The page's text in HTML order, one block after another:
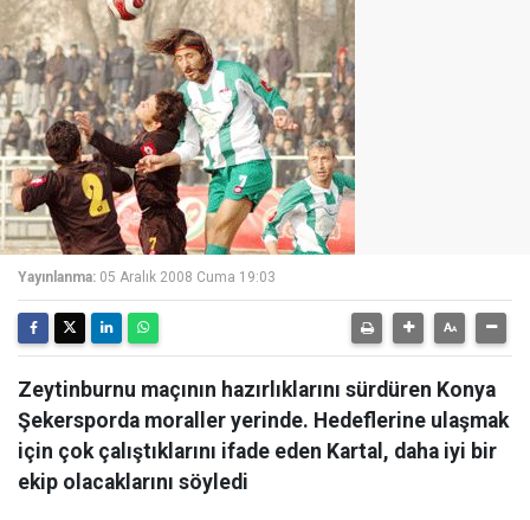
Yayınlanma: 05 Aralık 2008 Cuma 19:03
Zeytinburnu maçının hazırlıklarını sürdüren Konya
Şekersporda moraller yerinde. Hedeflerine ulaşmak
için çok çalıştıklarını ifade eden Kartal, daha iyi bir
ekip olacaklarını söyledi